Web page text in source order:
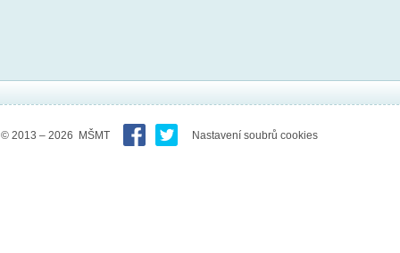
© 2013 – 2026 MŠMT Nastavení soubrů cookies